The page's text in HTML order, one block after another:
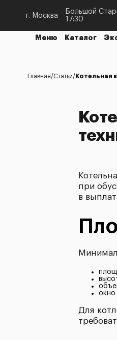
г. Москва
Большой
17:30
Меню Каталог
Главная Статьи Котельная
при
в
Для